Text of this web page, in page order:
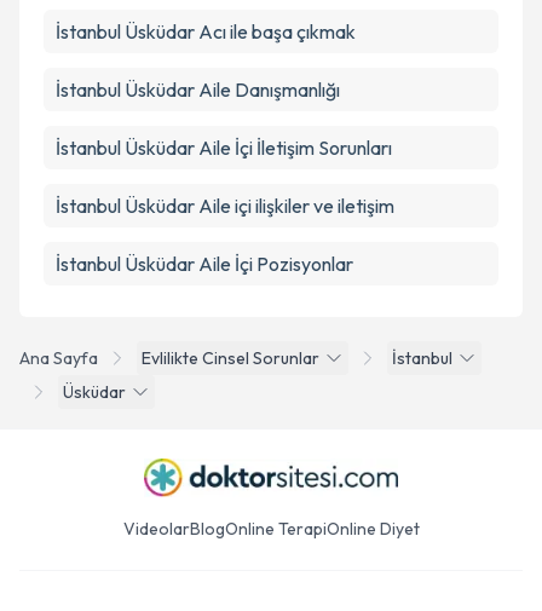
Ana Sayfa Evlilikte Cinsel Sorunlar
İstanbul
Üsküdar
İstanbul Üsküdar Acı ile başa çıkmak
İstanbul Üsküdar Aile Danışmanlığı
İstanbul Üsküdar Aile İçi İletişim Sorunları
İstanbul Üsküdar Aile içi ilişkiler ve iletişim
İstanbul Üsküdar Aile İçi Pozisyonlar
VideolarBlogOnline TerapiOnline Diyet